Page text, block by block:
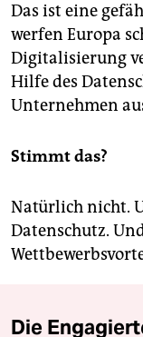
Das ist eine
werfen Europa
Digitalisierung
Hilfe des
Unternehmen
Stimmt das?
Natürlich nicht.
Datenschutz.
Die